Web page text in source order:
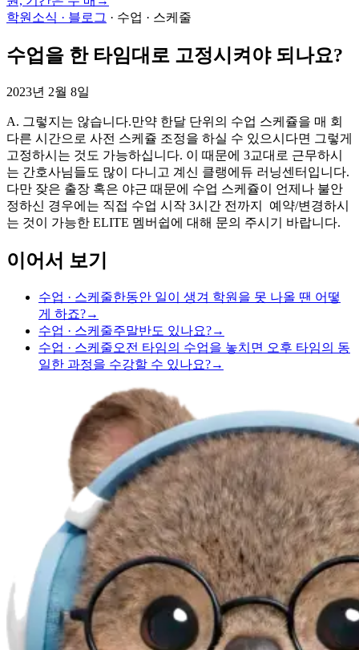
학원소식 · 블로그 · 수업 · 스케줄
수업을 한 타임대로 고정시켜야 되나요?
2023년 2월 8일
A. 그렇지는 않습니다.만약 한달 단위의 수업 스케쥴을 매 회
다른 시간으로 사전 스케쥴 조정을 하실 수 있으시다면 그렇게
고정하시는 것도 가능하십니다. 이 때문에 3교대로 근무하시
는 간호사님들도 많이 다니고 계신 클랭에듀 러닝센터입니다.
다만 잦은 출장 혹은 야근 때문에 수업 스케쥴이 언제나 불안
정하신 경우에는 직접 수업 시작 3시간 전까지 예약/변경하시
는 것이 가능한 ELITE 멤버쉽에 대해 문의 주시기 바랍니다.
이어서 보기
수업 · 스케줄한동안 일이 생겨 학원을 못 나올 땐 어떻
게 하죠?→
수업 · 스케줄주말반도 있나요?→
수업 · 스케줄오전 타임의 수업을 놓치면 오후 타임의 동
일한 과정을 수강할 수 있나요?→